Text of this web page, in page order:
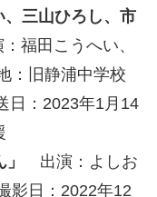
三山ひろし、市
福田こうへい、
：旧静浦中学校
日：2023年1月14
出演：よしお
影日：2022年12